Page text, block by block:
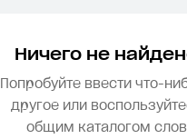
Ничего не
Попробуйте ввести что-
другое или
общим каталогом слов